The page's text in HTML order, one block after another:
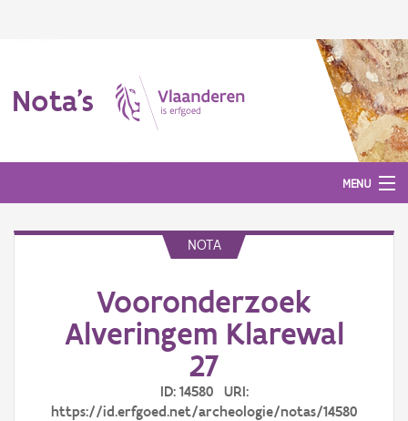
Nota's
MENU
NOTA
Vooronderzoek
Alveringem Klarewal
27
ID: 14580 URI:
https://id.erfgoed.net/archeologie/notas/14580